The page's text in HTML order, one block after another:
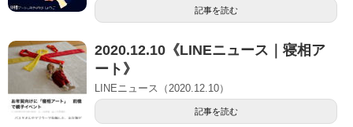
記事を読む
2020.12.10《LINEニュース｜寝相ア
ート》
LINEニュース（2020.12.10）
記事を読む